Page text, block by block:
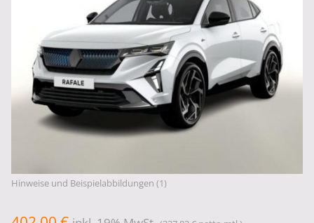
Hinweise und Beispielabbildungen (1)